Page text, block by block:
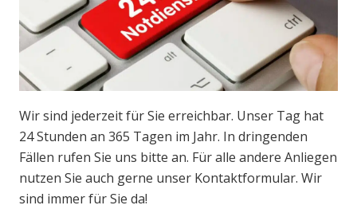
Wir sind jederzeit für Sie erreichbar. Unser Tag hat
24 Stunden an 365 Tagen im Jahr. In dringenden
Fällen rufen Sie uns bitte an. Für alle andere Anliegen
nutzen Sie auch gerne unser Kontaktformular. Wir
sind immer für Sie da!